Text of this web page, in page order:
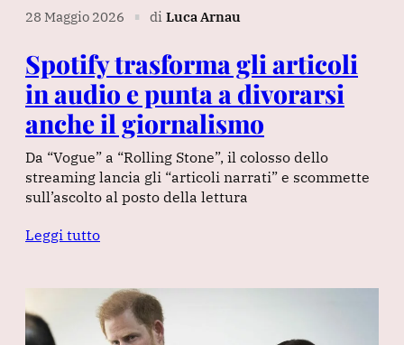
28 Maggio 2026 ∎ di Luca Arnau
Spotify trasforma gli articoli
in audio e punta a divorarsi
anche il giornalismo
Da “Vogue” a “Rolling Stone”, il colosso dello
streaming lancia gli “articoli narrati” e scommette
sull’ascolto al posto della lettura
Leggi tutto